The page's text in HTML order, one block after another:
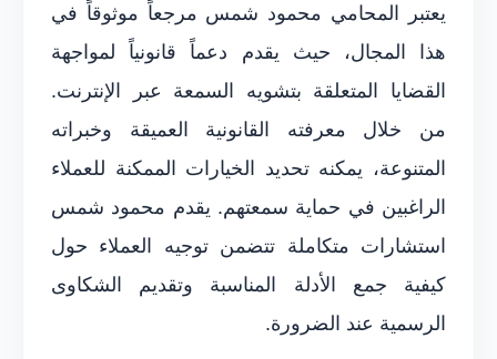
يعتبر المحامي محمود شمس مرجعاً موثوقاً في
هذا المجال، حيث يقدم دعماً قانونياً لمواجهة
القضايا المتعلقة بتشويه السمعة عبر الإنترنت.
من خلال معرفته القانونية العميقة وخبراته
المتنوعة، يمكنه تحديد الخيارات الممكنة للعملاء
الراغبين في حماية سمعتهم. يقدم محمود شمس
استشارات متكاملة تتضمن توجيه العملاء حول
كيفية جمع الأدلة المناسبة وتقديم الشكاوى
الرسمية عند الضرورة.